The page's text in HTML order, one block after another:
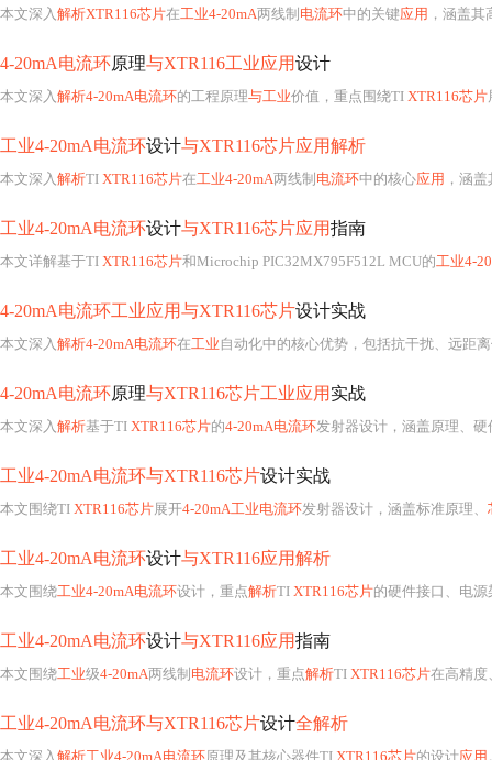
本文深入解析XTR116芯片在工业4-20mA两线制 电流环中的关键应用 ，涵盖其高精度基准
4-20mA电流环原理与XTR116工业应用设计
本文深入解析4-20mA电流环的工程原理与工业价值，重点围绕TI XTR116芯片
工业4-20mA电流环设计与XTR116芯片应用解析
本文深入解析TI XTR116芯片在工业4-20mA两线制 电流环中的核心应用 ，涵
工业4-20mA电流环设计与XTR116芯片应用指南
本文详解基于TI XTR116芯片和Microchip PIC32MX795F512L MCU的工业4-
4-20mA电流环工业应用与XTR116芯片设计实战
本文深入解析4-20mA电流环在工业 自动化中的核心优势，包括抗干扰、远距离传输
4-20mA电流环原理与XTR116芯片工业应用 实战
本文深入解析基于TI XTR116芯片的4-20mA电流环发射器设计，涵盖原理、硬件选型（含PIC18F2585）、
工业4-20mA电流环与XTR116芯片设计实战
本文围绕TI XTR116芯片展开4-20mA工业电流环发射器设计，涵盖标准原理、
工业4-20mA电流环设计与XTR116应用解析
本文围绕工业4-20mA电流环设计，重点解析TI XTR116芯片的硬件接口、电
工业4-20mA电流环设计与XTR116应用指南
本文围绕工业级4-20mA两线制 电流环设计，重点解析TI XTR116芯片在高精度
工业4-20mA电流环与XTR116芯片设计全解析
本文深入解析工业4-20mA电流环原理及其核心器件TI XTR116芯片的设计应用